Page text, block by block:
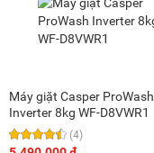
Máy giặt Casper ProWash
Inverter 8kg WF-D8VWR1
(4)